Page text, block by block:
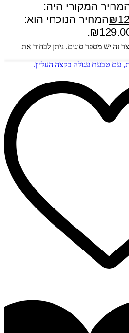
המקורי היה:
₪המחיר הנוכחי הוא:
זה יש מספר סוגים. ניתן לבחור את